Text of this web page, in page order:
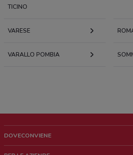
TICINO
VARESE
VARALLO POMBIA
DOVECONVIENE